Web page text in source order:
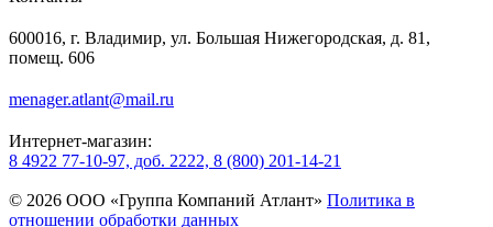
600016, г. Владимир, ул. Большая Нижегородская, д. 81,
помещ. 606
menager.atlant@mail.ru
Интернет-магазин:
8 4922 77-10-97, доб. 2222, 8 (800) 201-14-21
© 2026 ООО «Группа Компаний Атлант» Политика в
отношении обработки данных